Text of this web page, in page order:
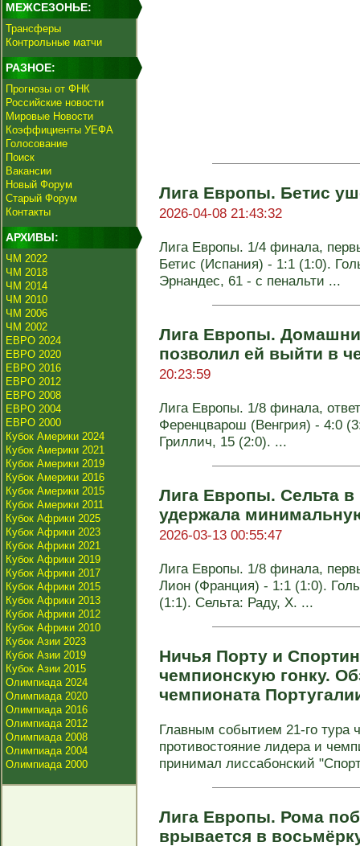
МЕЖСЕЗОНЬЕ:
Трансферы
Контрольные матчи
РАЗНОЕ:
Прогнозы от ФНК
Российские новости
Мировые Новости
Коэффициенты УЕФА
Голосование
Поиск
Вакансии
Новый Форум
Старый Форум
Контакты
АРХИВЫ:
ЧМ 2022
ЧМ 2018
ЧМ 2014
ЧМ 2010
ЧМ 2006
ЧМ 2002
ЕВРО 2024
ЕВРО 2020
ЕВРО 2016
ЕВРО 2012
ЕВРО 2008
ЕВРО 2004
ЕВРО 2000
Кубок Америки 2024
Кубок Америки 2021
Кубок Америки 2019
Кубок Америки 2016
Кубок Америки 2015
Кубок Америки 2011
Кубок Африки 2025
Кубок Африки 2023
Кубок Африки 2021
Кубок Африки 2019
Кубок Африки 2017
Кубок Африки 2015
Кубок Африки 2013
Кубок Африки 2012
Кубок Африки 2010
Кубок Азии 2023
Кубок Азии 2019
Кубок Азии 2015
Олимпиада 2024
Олимпиада 2020
Олимпиада 2016
Олимпиада 2012
Олимпиада 2008
Олимпиада 2004
Олимпиада 2000
Лига Европы. Бетис
2026-04-08 21:43:32
Лига Европы. 1/4 финала,
Бетис (Испания) - 1:1 (1:0).
Эрнандес, 61 - с пенальти ...
Лига Европы.
позволил ей выйти в
20:23:59
Лига Европы. 1/8 финала,
Ференцварош (Венгрия) - 4:0
Гриллич, 15 (2:0). ...
Лига Европы. Сельта
удержала
2026-03-13 00:55:47
Лига Европы. 1/8 финала,
Лион (Франция) - 1:1 (1:0).
(1:1). Сельта: Раду, Х. ...
Ничья Порту и
чемпионскую гонку.
чемпионата
Главным событием 21-го тура
противостояние лидера и
принимал лиссабонский
Лига Европы. Рома
врывается в